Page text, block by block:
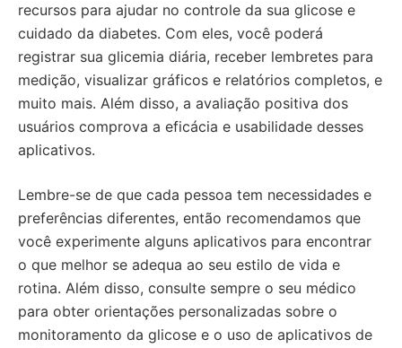
recursos para ajudar no controle da sua glicose e
cuidado da diabetes. Com eles, você poderá
registrar sua glicemia diária, receber lembretes para
medição, visualizar gráficos e relatórios completos, e
muito mais. Além disso, a avaliação positiva dos
usuários comprova a eficácia e usabilidade desses
aplicativos.
Lembre-se de que cada pessoa tem necessidades e
preferências diferentes, então recomendamos que
você experimente alguns aplicativos para encontrar
o que melhor se adequa ao seu estilo de vida e
rotina. Além disso, consulte sempre o seu médico
para obter orientações personalizadas sobre o
monitoramento da glicose e o uso de aplicativos de